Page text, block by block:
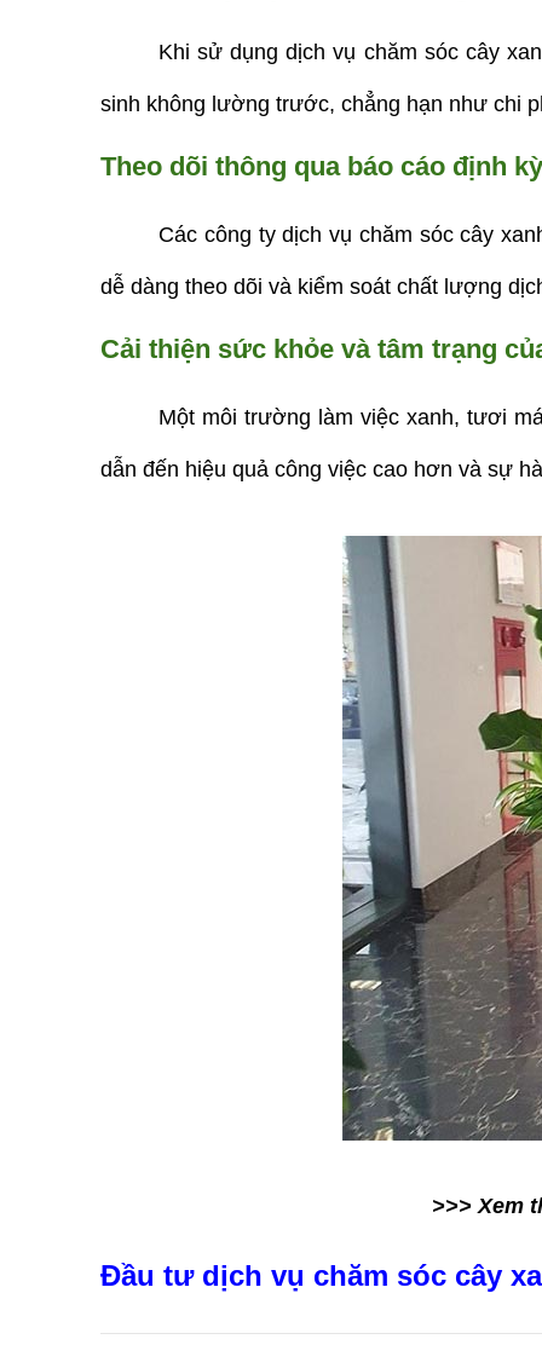
Khi sử dụng dịch vụ chăm sóc cây
sinh không lường trước, chẳng hạn như chi
Theo dõi thông qua báo cáo định
Các công ty dịch vụ chăm sóc cây
dễ dàng theo dõi và kiểm soát chất lượng
Cải thiện sức khỏe và tâm trạng
Một môi trường làm việc xanh, tươi
dẫn đến hiệu quả công việc cao hơn và sự
>>> Xem
Đầu tư dịch vụ chăm sóc cây